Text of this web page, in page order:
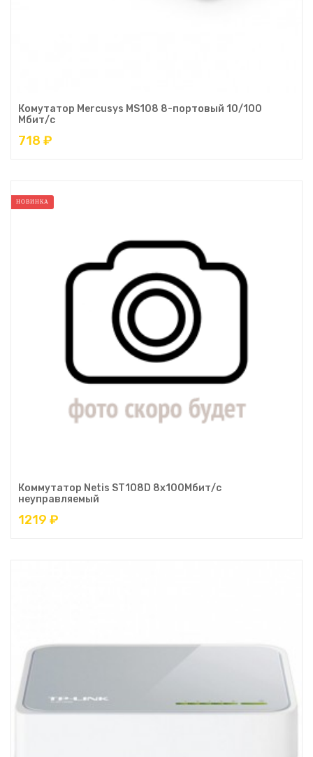
Комутатор Mercusys MS108 8-портовый 10/100
Мбит/с
718 ₽
НОВИНКА
Коммутатор Netis ST108D 8x100Мбит/с
неуправляемый
1219 ₽